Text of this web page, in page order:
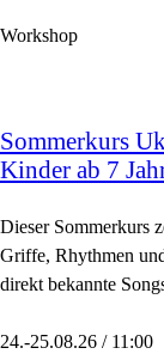
Workshop
Sommerkurs
Kinder ab 7
Dieser Sommerkurs
Griffe, Rhythmen
direkt bekannte
24.-25.08.26 / 11:00